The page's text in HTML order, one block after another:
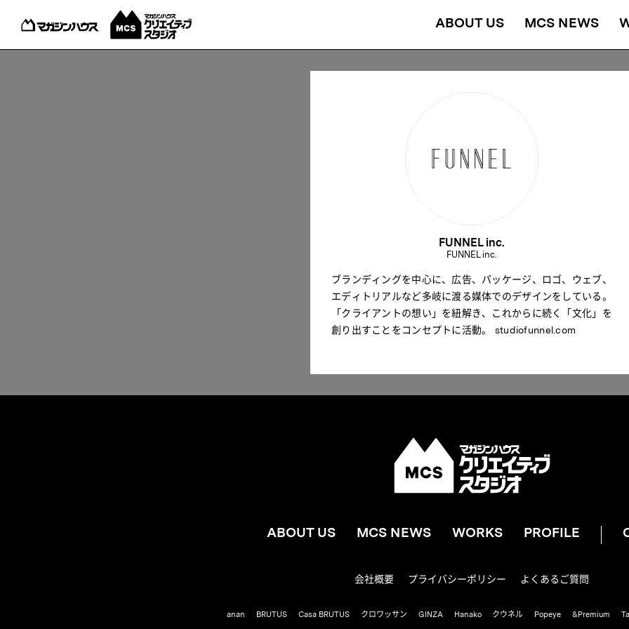
ABOUT US MCS NEWS
ABOUT US
MCS NEWS
WORKS
PROFILE
会社概要 ライバシーポリシー よくあるご質問
FUNNEL inc.
FUNNEL inc.
ブランディングを中心に、広告、パッケージ、ロゴ、ウェブ、
エディトリアルなど多岐に渡る媒体でのデザインをしている。
「クライアントの想い」を紐解き、これからに続く「文化」を
創り出すことをコンセプトに活動。 studiofunnel.com
ABOUT US MCS NEWS WORKS PROFILE
会社概要 プライバシーポリシー よくあるご質問
anan BRUTUS Casa BRUTUS クロワッサン GINZA Hanako クウネル Popeye &Premium